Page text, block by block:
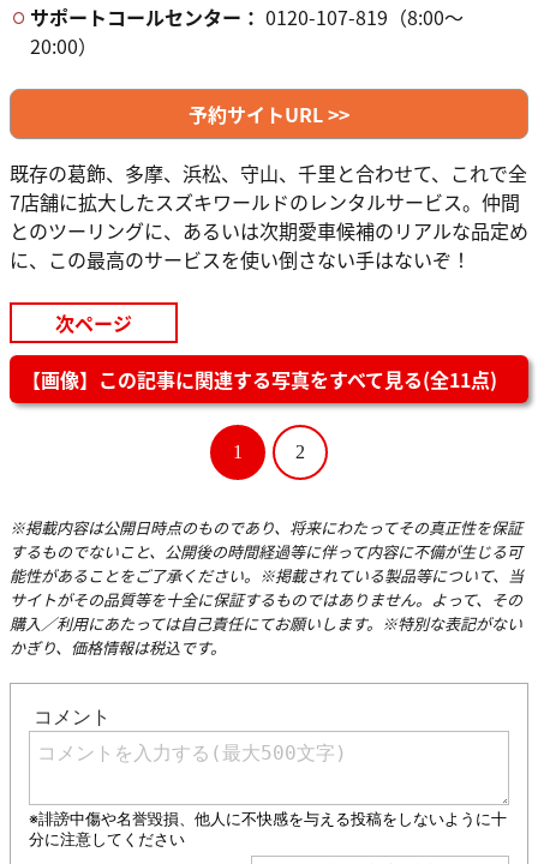
サポートコールセンター： 0120-107-819（8:00～
20:00）
予約サイトURL >>
既存の葛飾、多摩、浜松、守山、千里と合わせて、これで全
7店舗に拡大したスズキワールドのレンタルサービス。仲間
とのツーリングに、あるいは次期愛車候補のリアルな品定め
に、この最高のサービスを使い倒さない手はないぞ！
次ページ
【画像】この記事に関連する写真をすべて見る(全11点)
1 2
※掲載内容は公開日時点のものであり、将来にわたってその真正性を保証
するものでないこと、公開後の時間経過等に伴って内容に不備が生じる可
能性があることをご了承ください。※掲載されている製品等について、当
サイトがその品質等を十全に保証するものではありません。よって、その
購入／利用にあたっては自己責任にてお願いします。※特別な表記がない
かぎり、価格情報は税込です。